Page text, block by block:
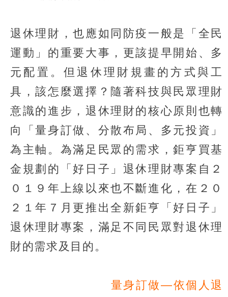
退休理財，也應如同防疫一般是「全民
運動」的重要大事，更該提早開始、多
元配置。但退休理財規畫的方式與工
具，該怎麼選擇？隨著科技與民眾理財
意識的進步，退休理財的核心原則也轉
向「量身訂做、分散布局、多元投資」
為主軸。為滿足民眾的需求，鉅亨買基
金規劃的「好日子」退休理財專案自２
０１９年上線以來也不斷進化，在２０
２１年７月更推出全新鉅亨「好日子」
退休理財專案，滿足不同民眾對退休理
財的需求及目的。
量身訂做—依個人退